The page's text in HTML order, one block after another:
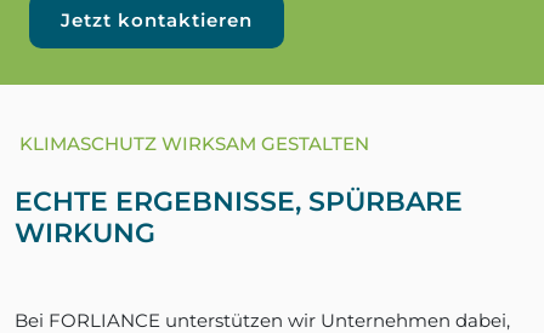
Jetzt kontaktieren
KLIMASCHUTZ WIRKSAM GESTALTEN
ECHTE ERGEBNISSE, SPÜRBARE
WIRKUNG
Bei FORLIANCE unterstützen wir Unternehmen dabei,